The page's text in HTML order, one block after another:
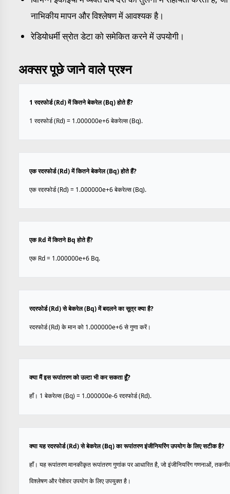
नाभिकीय मापन और विश्लेषण में आवश्यक है।
रेडियोधर्मी स्रोत डेटा को समेकित करने में उपयोगी।
अक्सर पूछे जाने वाले प्रश्न
1 रदरफोर्ड (Rd) में कितने बेकरेल (Bq) होते हैं?
1 रदरफोर्ड (Rd) = 1.000000e+6 बेकरेल्स (Bq).
एक रदरफोर्ड (Rd) में कितने बेकरेल (Bq) होते हैं?
एक रदरफोर्ड (Rd) = 1.000000e+6 बेकरेल्स (Bq).
एक Rd में कितने Bq होते हैं?
एक Rd = 1.000000e+6 Bq.
रदरफोर्ड (Rd) से बेकरेल (Bq) में बदलने का सूत्र क्या है?
रदरफोर्ड (Rd) के मान को 1.000000e+6 से गुणा करें।
क्या मैं इस रूपांतरण को उल्टा भी कर सकता हूँ?
हाँ। 1 बेकरेल्स (Bq) = 1.000000e-6 रदरफोर्ड (Rd).
क्या यह रदरफोर्ड (Rd) से बेकरेल (Bq) का रूपांतरण इंजीनियरिंग उपयोग के लिए सटीक है?
हाँ। यह रूपांतरण मानकीकृत रूपांतरण गुणांक पर आधारित है, जो इंजीनियरिंग गणनाओं,
विश्लेषण और पेशेवर उपयोग के लिए उपयुक्त है।